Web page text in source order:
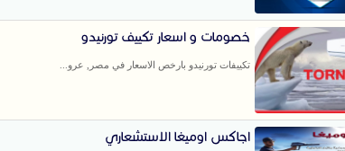
خصومات و اسعار تكييف تورنيدو
تكييفات تورنيدو بارخص الاسعار في مصر, عرو...
اجاكس اوميغا الاستشعاري